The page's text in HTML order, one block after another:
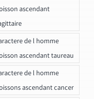
ascendant
de l homme
ascendant taureau
de l homme
ascendant cancer